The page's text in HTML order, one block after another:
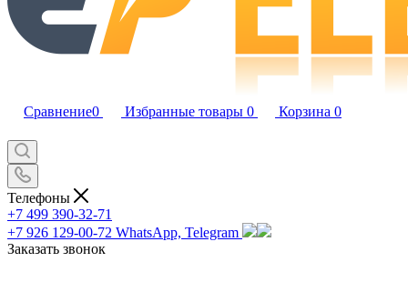
Сравнение0 Избранные товары 0 Корзина 0
Телефоны
+7 499 390-32-71
+7 926 129-00-72 WhatsApp, Telegram
Заказать звонок